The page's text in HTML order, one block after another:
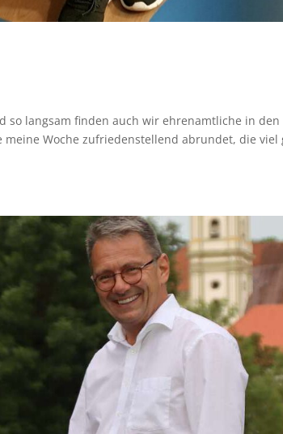
so langsam finden auch wir ehrenamtliche in den
Woche zufriedenstellend abrundet, die viel